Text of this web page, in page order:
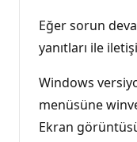
Eğer sorun
yanıtları ile
Windows
menüsüne
Ekran